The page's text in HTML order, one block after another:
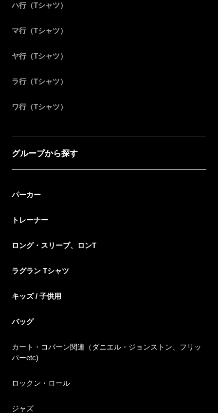
ハ行（Tシャツ）
マ行（Tシャツ）
ヤ行（Tシャツ）
ラ行（Tシャツ）
ワ行（Tシャツ）
グループから探す
パーカー
トレーナー
ロング・スリーブ、ロンT
ラグラン Tシャツ
キッズ / 子供用
バッグ
カート・コバーン関連（ダニエル・ジョンストン、フリッ
パーetc)
ロックン・ロール
ジャズ